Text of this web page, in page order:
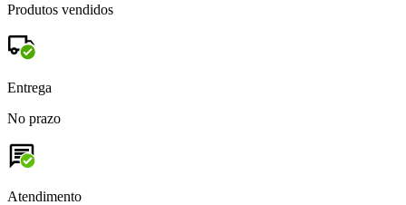
Produtos vendidos
Entrega
No prazo
Atendimento